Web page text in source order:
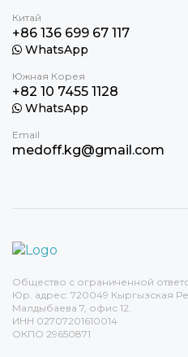
Китай
+86 136 699 67 117
WhatsApp
Южная Корея
+82 10 7455 1128
WhatsApp
Email
medoff.kg@gmail.com
Общество с ограниченной
Юр. адрес: 720049 Кыргызская
Малдыбаева 7, офис 12.
ИНН 02707201610014
ОКПО 29650871